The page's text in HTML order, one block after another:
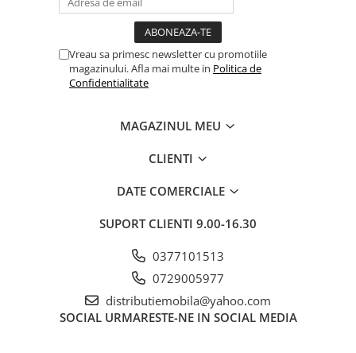
Vreau sa primesc newsletter cu promotiile
magazinului. Afla mai multe in Politica de
Confidentialitate
MAGAZINUL MEU
CLIENTI
DATE COMERCIALE
SUPORT CLIENTI 9.00-16.30
0377101513
0729005977
distributiemobila@yahoo.com
SOCIAL URMARESTE-NE IN SOCIAL MEDIA